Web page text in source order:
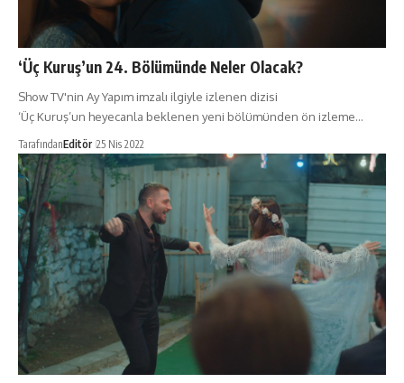
‘Üç Kuruş’un 24. Bölümünde Neler Olacak?
Show TV'nin Ay Yapım imzalı ilgiyle izlenen dizisi
‘Üç Kuruş’un heyecanla beklenen yeni bölümünden ön izleme…
TarafındanEditör 25 Nis 2022